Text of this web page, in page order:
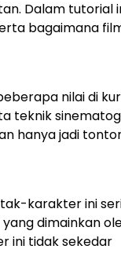
Dalam tutorial
bagaimana
nilai di
teknik
hanya jadi
karakter ini
dimainkan
ini tidak sekedar